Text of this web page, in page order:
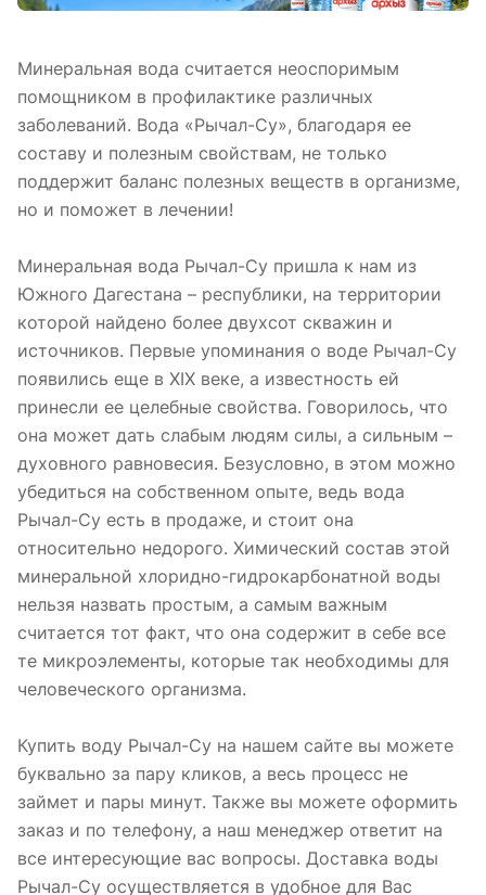
Минеральная вода считается неоспоримым
помощником в профилактике различных
заболеваний. Вода «Рычал-Су», благодаря ее
составу и полезным свойствам, не только
поддержит баланс полезных веществ в организме,
но и поможет в лечении!
Минеральная вода Рычал-Су пришла к нам из
Южного Дагестана – республики, на территории
которой найдено более двухсот скважин и
источников. Первые упоминания о воде Рычал-Су
появились еще в XIX веке, а известность ей
принесли ее целебные свойства. Говорилось, что
она может дать слабым людям силы, а сильным –
духовного равновесия. Безусловно, в этом можно
убедиться на собственном опыте, ведь вода
Рычал-Су есть в продаже, и стоит она
относительно недорого. Химический состав этой
минеральной хлоридно-гидрокарбонатной воды
нельзя назвать простым, а самым важным
считается тот факт, что она содержит в себе все
те микроэлементы, которые так необходимы для
человеческого организма.
Купить воду Рычал-Су на нашем сайте вы можете
буквально за пару кликов, а весь процесс не
займет и пары минут. Также вы можете оформить
заказ и по телефону, а наш менеджер ответит на
все интересующие вас вопросы. Доставка воды
Рычал-Су осуществляется в удобное для Вас